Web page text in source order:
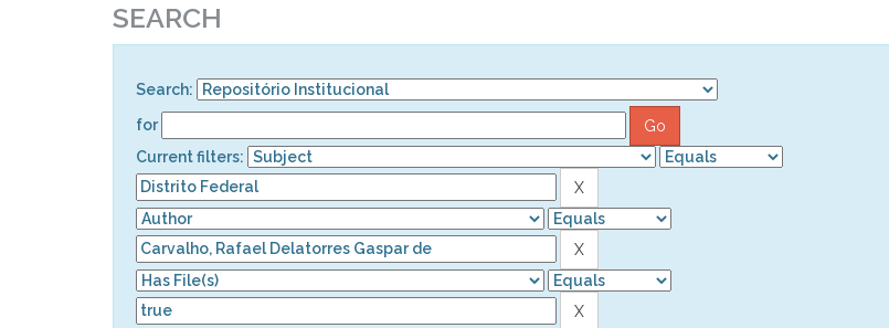
SEARCH
Search:
for
Current filters: